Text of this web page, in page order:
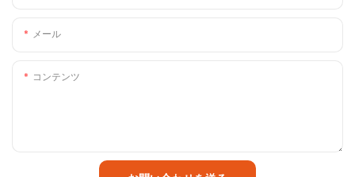
メール
コンテンツ